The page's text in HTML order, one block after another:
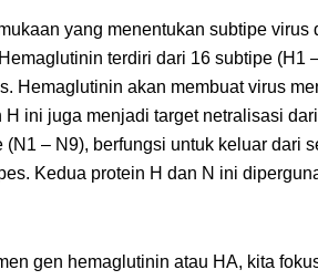
yang menentukan subtipe virus
terdiri dari 16 subtipe (H1
Hemaglutinin akan membuat virus
ini juga menjadi target netralisasi
– N9), berfungsi untuk keluar dari
Kedua protein H dan N ini
gen hemaglutinin atau HA, kita